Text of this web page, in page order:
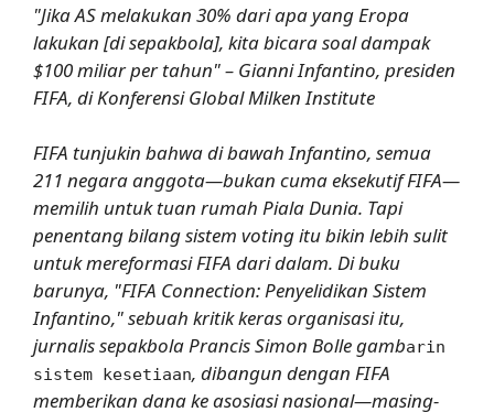
"Jika AS melakukan 30% dari apa yang Eropa
lakukan [di sepakbola], kita bicara soal dampak
$100 miliar per tahun" – Gianni Infantino, presiden
FIFA, di Konferensi Global Milken Institute
FIFA tunjukin bahwa di bawah Infantino, semua
211 negara anggota—bukan cuma eksekutif FIFA—
memilih untuk tuan rumah Piala Dunia. Tapi
penentang bilang sistem voting itu bikin lebih sulit
untuk mereformasi FIFA dari dalam. Di buku
barunya, "FIFA Connection: Penyelidikan Sistem
Infantino," sebuah kritik keras organisasi itu,
jurnalis sepakbola Prancis Simon Bolle gambarin
sistem kesetiaan, dibangun dengan FIFA
memberikan dana ke asosiasi nasional—masing-